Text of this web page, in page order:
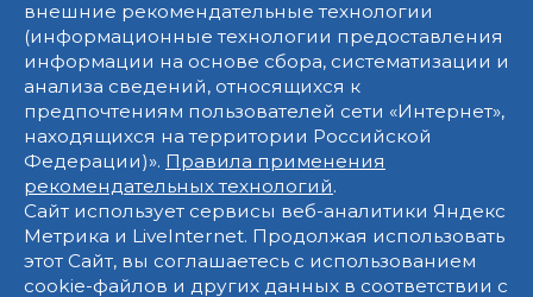
внешние рекомендательные технологии
(информационные технологии предоставления
информации на основе сбора, систематизации и
анализа сведений, относящихся к
предпочтениям пользователей сети «Интернет»,
находящихся на территории Российской
Федерации)». Правила применения
рекомендательных технологий.
Сайт использует сервисы веб-аналитики Яндекс
Метрика и LiveInternet. Продолжая использовать
этот Сайт, вы соглашаетесь с использованием
cookie-файлов и других данных в соответствии с